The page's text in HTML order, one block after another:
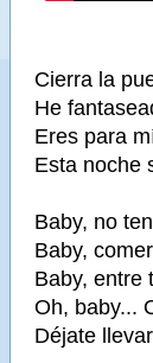
Cierra la
He
Eres para
Esta noche
Baby, no
Baby,
Baby, entre
Oh, baby...
Déjate